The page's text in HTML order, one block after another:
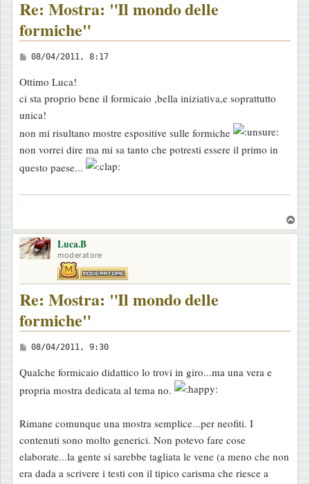
Re: Mostra: "Il mondo delle
formiche"
M
s
s
a
g
g
i
08/04/2011, 8:17
Ottimo Luca!
ci sta proprio bene il formicaio ,bella iniziativa,e soprattutto
unica!
non mi risultano mostre espositive sulle formiche
non vorrei dire ma mi sa tanto che potresti essere il primo in
questo paese...
o
Luca.B
moderatore
Re: Mostra: "Il mondo delle
formiche"
M
s
s
g
g
i
o
08/04/2011, 9:30
Qualche formicaio didattico lo trovi in giro...ma una vera e
propria mostra dedicata al tema no.
Rimane comunque una mostra semplice...per neofiti. I
contenuti sono molto generici. Non potevo fare cose
elaborate...la gente si sarebbe tagliata le vene (a meno che non
era dada a scrivere i testi con il tipico carisma che riesce a